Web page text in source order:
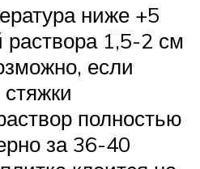
ниже +5
раствора 1,5-2 см
если
полностью
за 36-40